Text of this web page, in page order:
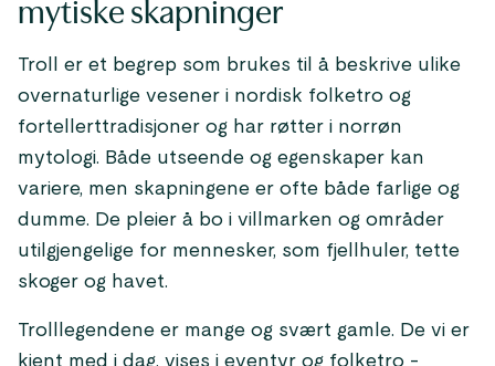
mytiske skapninger
Troll er et begrep som brukes til å beskrive ulike
overnaturlige vesener i nordisk folketro og
fortellerttradisjoner og har røtter i norrøn
mytologi. Både utseende og egenskaper kan
variere, men skapningene er ofte både farlige og
dumme. De pleier å bo i villmarken og områder
utilgjengelige for mennesker, som fjellhuler, tette
skoger og havet.
Trolllegendene er mange og svært gamle. De vi er
kjent med i dag, vises i eventyr og folketro -